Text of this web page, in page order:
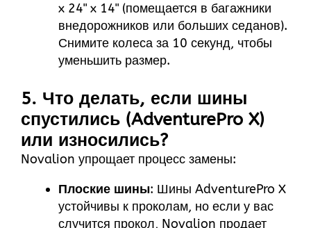
x 24" x 14" (помещается в багажники
внедорожников или больших седанов).
Снимите колеса за 10 секунд, чтобы
уменьшить размер.
5. Что делать, если шины
спустились (AdventurePro X)
или износились?
Novalion упрощает процесс замены:
Плоские шины: Шины AdventurePro X
устойчивы к проколам, но если у вас
случится прокол, Novalion продает